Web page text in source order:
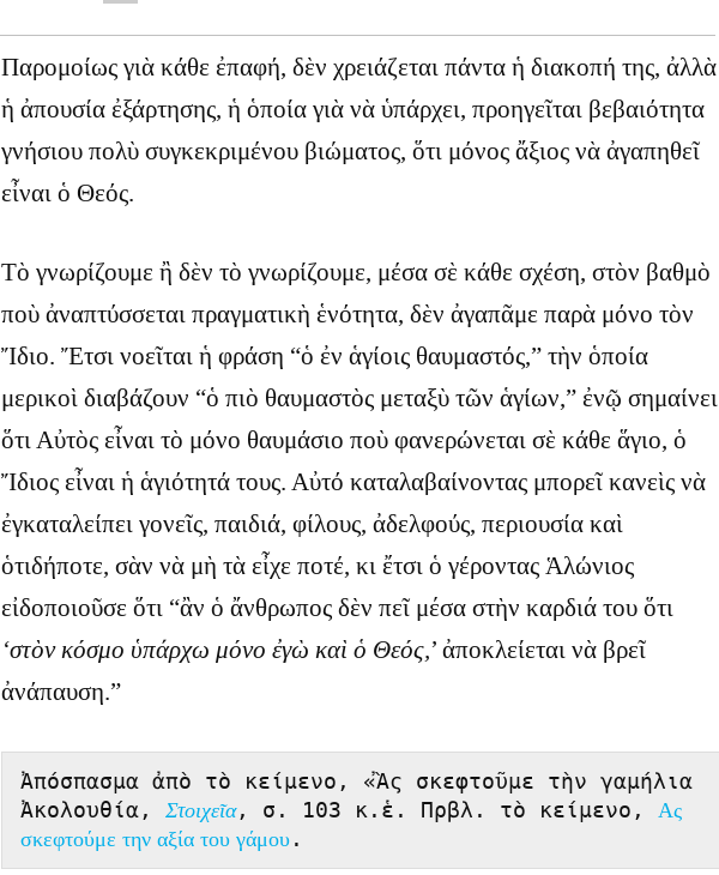
Παρομοίως γιὰ κάθε ἐπαφή, δὲν χρειάζεται πάντα ἡ διακοπή της, ἀλλὰ
ἡ ἀπουσία ἐξάρτησης, ἡ ὁποία γιὰ νὰ ὑπάρχει, προηγεῖται βεβαιότητα
γνήσιου πολὺ συγκεκριμένου βιώματος, ὅτι μόνος ἄξιος νὰ ἀγαπηθεῖ
εἶναι ὁ Θεός.
Τὸ γνωρίζουμε ἢ δὲν τὸ γνωρίζουμε, μέσα σὲ κάθε σχέση, στὸν βαθμὸ
ποὺ ἀναπτύσσεται πραγματικὴ ἑνότητα, δὲν ἀγαπᾶμε παρὰ μόνο τὸν
Ἴδιο. Ἔτσι νοεῖται ἡ φράση “ὁ ἐν ἁγίοις θαυμαστός,” τὴν ὁποία
μερικοὶ διαβάζουν “ὁ πιὸ θαυμαστὸς μεταξὺ τῶν ἁγίων,” ἐνῷ σημαίνει
ὅτι Αὐτὸς εἶναι τὸ μόνο θαυμάσιο ποὺ φανερώνεται σὲ κάθε ἅγιο, ὁ
Ἴδιος εἶναι ἡ ἁγιότητά τους. Αὐτό καταλαβαίνοντας μπορεῖ κανεὶς νὰ
ἐγκαταλείπει γονεῖς, παιδιά, φίλους, ἀδελφούς, περιουσία καὶ
ὁτιδήποτε, σὰν νὰ μὴ τὰ εἶχε ποτέ, κι ἔτσι ὁ γέροντας Ἁλώνιος
εἰδοποιοῦσε ὅτι “ἂν ὁ ἄνθρωπος δὲν πεῖ μέσα στὴν καρδιά του ὅτι
‘στὸν κόσμο ὑπάρχω μόνο ἐγὼ καὶ ὁ Θεός,’ ἀποκλείεται νὰ βρεῖ
ἀνάπαυση.”
Ἀπόσπασμα ἀπὸ τὸ κείμενο, «Ἂς σκεφτοῦμε τὴν γαμήλια
Ἀκολουθία, Στοιχεῖα, σ. 103 κ.ἑ. Πρβλ. τὸ κείμενο, Ας
σκεφτούμε την αξία του γάμου.